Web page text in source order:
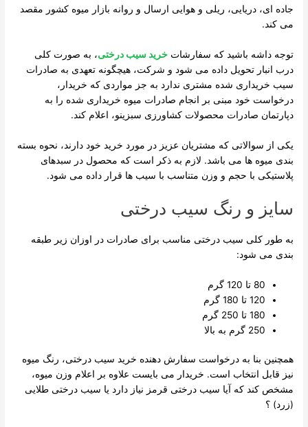
جاده ای، دریایی، ریلی و هوایی ارسال و روانه بازار میوه کشور مقصد
می کند.
توجه داشه باشید که سفارشاتخرید سیب درختی، به صورت کلی
درب انبار تحویل داده می شود و شرکت، هیچگونه تعهدی به صادرات
سیب خریداری شده مشتری ندارد به جز مواردی که خریدار،
درخواست خود مبنی بر انجام صادرات میوه خریداری شده را به
دپارتمان صادرات محصولات کشاورزی سبزینو، اعلام کند.
یکی از سوالاتی که مشتریان عزیز در مورد خرید خود دارند، نحوه بسته
بندی میوه ها می باشد. لازم به ذکر است که محصول در سبدهای
پلاستیکی با حجم و وزن متناسب با سیب ها قرار داده می شود.
سایز و رنگ سیب درختی
به طور کلی سیب درختی مناسب برای صادرات در اوزان زیر طبقه
بندی می شود:
80 تا 120 گرم
120 تا 180 گرم
180 تا 250 گرم
250 گرم به بالا
همچنین بنا به درخواست سفارش دهنده خرید سیب درختی، رنگ میوه
نیز قابل انتخاب است. خریدار می بایست علاوه بر اعلام وزن میوه،
مشخص کند که آیا سیب درختی قرمز نیاز دارد یا سیب درختی طلایی
(زرد) ؟